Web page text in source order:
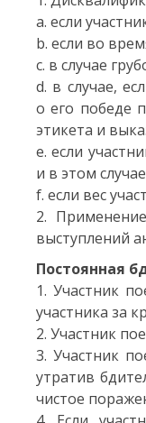
a. если
b. если во
c. в случае
d. в случае,
о его победе
этикета и
e. если
и в этом
f. если вес
2.
выступлений
Постоянная
1. Участник
участника за
2. Участник
3. Участник
утратив
чистое